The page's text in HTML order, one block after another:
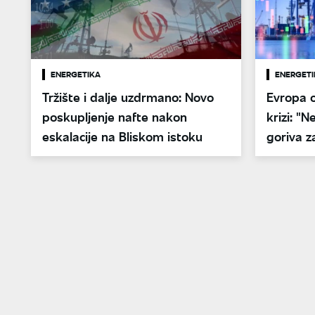
ENERGETIKA
Tržište i dalje uzdrmano: Novo
poskupljenje nafte nakon
eskalacije na Bliskom istoku
Evropa
krizi:
goriva